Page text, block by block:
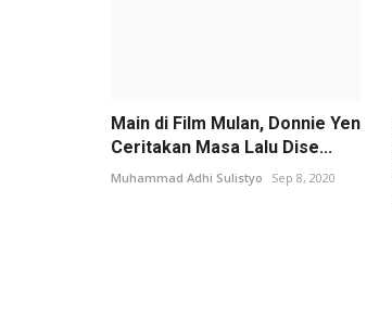
Main di Film Mulan, Donnie Yen
Ceritakan Masa Lalu Dise...
Muhammad Adhi Sulistyo Sep 8, 2020